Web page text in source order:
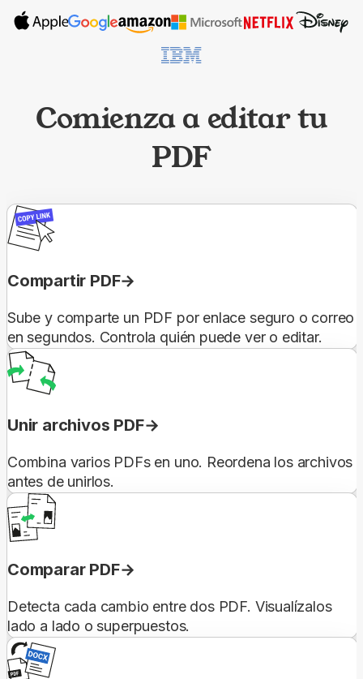
Comienza a editar tu
PDF
Compartir PDF
Sube y comparte un PDF por enlace seguro o correo
en segundos. Controla quién puede ver o editar.
Unir archivos PDF
Combina varios PDFs en uno. Reordena los archivos
antes de unirlos.
Comparar PDF
Detecta cada cambio entre dos PDF. Visualízalos
lado a lado o superpuestos.